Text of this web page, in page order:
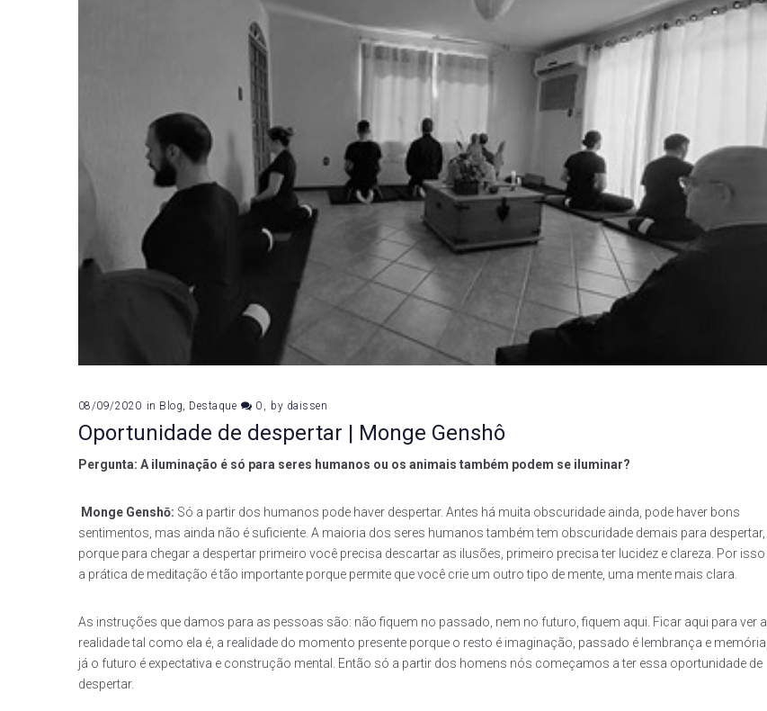
08/09/2020 in Blog, Destaque 0 by daissen
Oportunidade de despertar | Monge Genshô
Pergunta: A iluminação é só para seres humanos ou os animais também podem se iluminar?
Monge Genshō: Só a partir dos humanos pode haver despertar. Antes há muita obscuridade ainda, pode haver bons
sentimentos, mas ainda não é suficiente. A maioria dos seres humanos também tem obscuridade demais para despertar,
porque para chegar a despertar primeiro você precisa descartar as ilusões, primeiro precisa ter lucidez e clareza. Por isso
a prática de meditação é tão importante porque permite que você crie um outro tipo de mente, uma mente mais clara.
As instruções que damos para as pessoas são: não fiquem no passado, nem no futuro, fiquem aqui. Ficar aqui para ver a
realidade tal como ela é, a realidade do momento presente porque o resto é imaginação, passado é lembrança e memória,
já o futuro é expectativa e construção mental. Então só a partir dos homens nós começamos a ter essa oportunidade de
despertar.